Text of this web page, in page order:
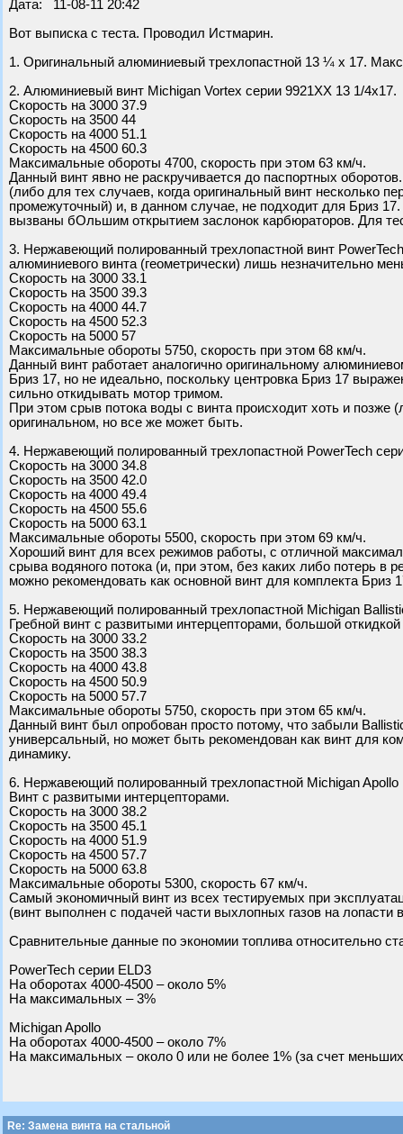
Дата: 11-08-11 20:42
Вот выписка с теста. Проводил Истмарин.
1. Оригинальный алюминиевый трехлопастной 13 ¼ х 17.
2. Алюминиевый винт Michigan Vortex серии 9921ХХ 13 1/4х17.
Скорость на 3000 37.9
Скорость на 3500 44
Скорость на 4000 51.1
Скорость на 4500 60.3
Максимальные обороты 4700, скорость при этом 63 км/ч.
Данный винт явно не раскручивается до паспортных
(либо для тех случаев, когда оригинальный винт несколько
промежуточный) и, в данном случае, не подходит для Бриз
вызваны бОльшим открытием заслонок карбюраторов. Для
3. Нержавеющий полированный трехлопастной винт
алюминиевого винта (геометрически) лишь незначительно
Скорость на 3000 33.1
Скорость на 3500 39.3
Скорость на 4000 44.7
Скорость на 4500 52.3
Скорость на 5000 57
Максимальные обороты 5750, скорость при этом 68 км/ч.
Данный винт работает аналогично оригинальному
Бриз 17, но не идеально, поскольку центровка Бриз 17
сильно откидывать мотор тримом.
При этом срыв потока воды с винта происходит хоть и
оригинальном, но все же может быть.
4. Нержавеющий полированный трехлопастной PowerTech
Скорость на 3000 34.8
Скорость на 3500 42.0
Скорость на 4000 49.4
Скорость на 4500 55.6
Скорость на 5000 63.1
Максимальные обороты 5500, скорость при этом 69 км/ч.
Хороший винт для всех режимов работы, с отличной
срыва водяного потока (и, при этом, без каких либо потерь
можно рекомендовать как основной винт для комплекта Бриз
5. Нержавеющий полированный трехлопастной Michigan
Гребной винт с развитыми интерцепторами, большой
Скорость на 3000 33.2
Скорость на 3500 38.3
Скорость на 4000 43.8
Скорость на 4500 50.9
Скорость на 5000 57.7
Максимальные обороты 5750, скорость при этом 65 км/ч.
Данный винт был опробован просто потому, что забыли
универсальный, но может быть рекомендован как винт для
динамику.
6. Нержавеющий полированный трехлопастной Michigan Apollo
Винт с развитыми интерцепторами.
Скорость на 3000 38.2
Скорость на 3500 45.1
Скорость на 4000 51.9
Скорость на 4500 57.7
Скорость на 5000 63.8
Максимальные обороты 5300, скорость 67 км/ч.
Самый экономичный винт из всех тестируемых при
(винт выполнен с подачей части выхлопных газов на
Сравнительные данные по экономии топлива относительно
PowerTech серии ELD3
На оборотах 4000-4500 – около 5%
На максимальных – 3%
Michigan Apollo
На оборотах 4000-4500 – около 7%
На максимальных – около 0 или не более 1% (за счет
Re: Замена винта на стальной